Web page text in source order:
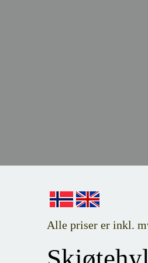
Alle priser er inkl.